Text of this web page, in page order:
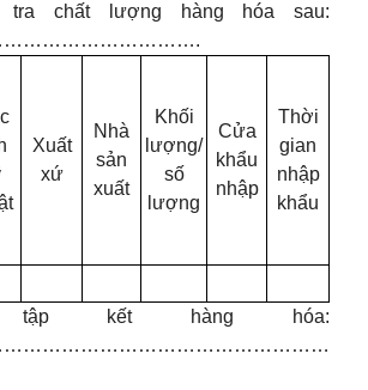
chất lượng hàng hóa sau:
Xuất
xứ
Nhà
sản
xuất
Khối
lượng/
số
lượng
Cửa
khẩu
nhập
Thời
gian
nhập
khẩu
kết hàng hóa: